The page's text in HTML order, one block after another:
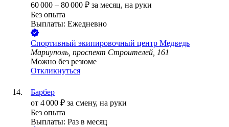
60 000 – 80 000 ₽ за месяц, на руки
Без опыта
Выплаты: Ежедневно
Спортивный экипировочный центр Медведь
Мариуполь, проспект Строителей, 161
Можно без резюме
Откликнуться
Барбер
от 4 000 ₽ за смену, на руки
Без опыта
Выплаты: Раз в месяц